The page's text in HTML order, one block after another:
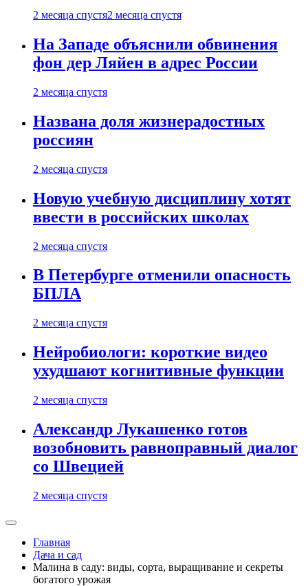
2 месяца спустя2 месяца спустя
На Западе объяснили обвинения
фон дер Ляйен в адрес России
2 месяца спустя
Названа доля жизнерадостных
россиян
2 месяца спустя
Новую учебную дисциплину хотят
ввести в российских школах
2 месяца спустя
В Петербурге отменили опасность
БПЛА
2 месяца спустя
Нейробиологи: короткие видео
ухудшают когнитивные функции
2 месяца спустя
Александр Лукашенко готов
возобновить равноправный диалог
со Швецией
2 месяца спустя
Главная
Дача и сад
Малина в саду: виды, сорта, выращивание и секреты
богатого урожая